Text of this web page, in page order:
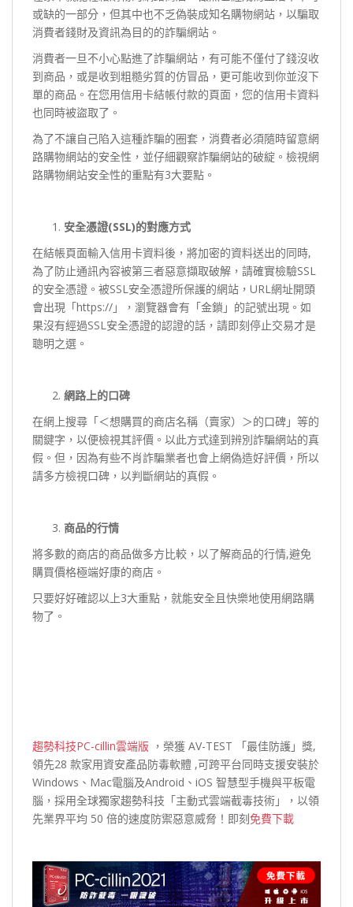
或缺的一部分，但其中也不乏偽裝成知名購物網站，以騙取
消費者錢財及資訊為目的的詐騙網站。
消費者一旦不小心點進了詐騙網站，有可能不僅付了錢沒收
到商品，或是收到粗糙劣質的仿冒品，更可能收到你並沒下
單的商品。在您用信用卡結帳付款的頁面，您的信用卡資料
也同時被盜取了。
為了不讓自己陷入這種詐騙的圈套，消費者必須隨時留意網
路購物網站的安全性，並仔細觀察詐騙網站的破綻。檢視網
路購物網站安全性的重點有3大要點。
安全憑證(SSL)的對應方式
在結帳頁面輸入信用卡資料後，將加密的資料送出的同時,
為了防止通訊內容被第三者惡意擷取破解，請確實檢驗SSL
的安全憑證。被SSL安全憑證所保護的網站，URL網址開頭
會出現「https://」，瀏覽器會有「金鎖」的記號出現。如
果沒有經過SSL安全憑證的認證的話，請即刻停止交易才是
聰明之選。
網路上的口碑
在網上搜尋「＜想購買的商店名稱（賣家）＞的口碑」等的
關鍵字，以便檢視其評價。以此方式達到辨別詐騙網站的真
假。但，因為有些不肖詐騙業者也會上網偽造好評價，所以
請多方檢視口碑，以判斷網站的真假。
商品的行情
將多數的商店的商品做多方比較，以了解商品的行情,避免
購買價格極端好康的商店。
只要好好確認以上3大重點，就能安全且快樂地使用網路購
物了。
趨勢科技PC-cillin雲端版 ，榮獲 AV-TEST 「最佳防護」獎,
領先28 款家用資安產品防毒軟體 ,可跨平台同時支援安裝於
Windows、Mac電腦及Android、iOS 智慧型手機與平板電
腦，採用全球獨家趨勢科技「主動式雲端截毒技術」，以領
先業界平均 50 倍的速度防禦惡意威脅！即刻免費下載